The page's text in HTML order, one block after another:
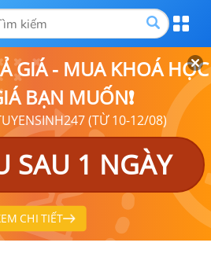
GIÁ - MUA KHOÁ HỌC
BẠN MUỐN❗
(TỪ 10-12/08)
SAU 1 NGÀY
CHI TIẾT